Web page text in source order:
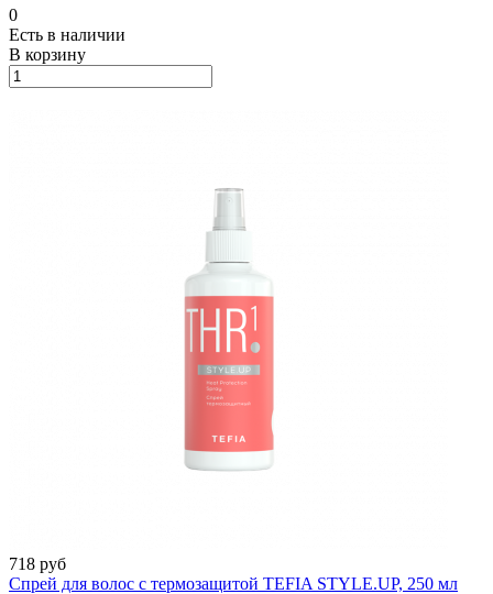
0
Есть в наличии
В корзину
718 руб
Спрей для волос с термозащитой TEFIA STYLE.UP, 250 мл